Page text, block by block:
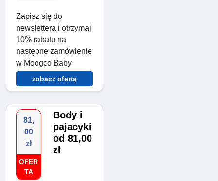
Zapisz się do
newslettera i otrzymaj
10% rabatu na
następne zamówienie
w Moogco Baby
zobacz ofertę
81,
00
zł
OFER
TA
Body i
pajacyki
od 81,00
zł